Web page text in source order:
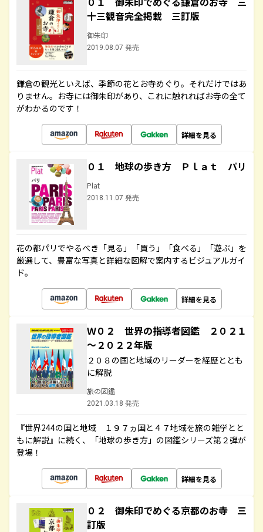
十三観音完全掲載 三訂版
御朱印
2019.08.07 発売
鎌倉の観光といえば、季節の花とお寺めぐり。それだけではあ
りません。お寺には御朱印があり、これに触れればお寺の全て
がわかるのです！
詳細を見る
０１ 地球の歩き方 Ｐｌａｔ パリ
Plat
2018.11.07 発売
花の都パリでやるべき「見る」「買う」「食べる」「遊ぶ」を
厳選して、豊富な写真と詳細な図解で案内するビジュアルガイ
ド。
詳細を見る
Ｗ０２ 世界の指導者図鑑 ２０２１
～２０２２年版
２０８の国と地域のリーダーを経歴ととも
に解説
旅の図鑑
2021.03.18 発売
『世界244の国と地域 １９７ヵ国と４７地域を旅の雑学とと
もに解説』に続く、「地球の歩き方」の図鑑シリーズ第２弾が
登場！
詳細を見る
０２ 御朱印でめぐる京都のお寺 三
訂版